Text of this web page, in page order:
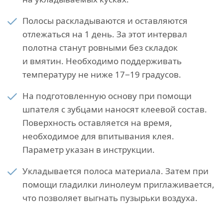
Полосы раскладываются и оставляются
отлежаться на 1 день. За этот интервал
полотна станут ровными без складок
и вмятин. Необходимо поддерживать
температуру не ниже 17−19 градусов.
На подготовленную основу при помощи
шпателя с зубцами наносят клеевой состав.
Поверхность оставляется на время,
необходимое для впитывания клея.
Параметр указан в инструкции.
Укладывается полоса материала. Затем при
помощи гладилки линолеум приглаживается,
что позволяет выгнать пузырьки воздуха.